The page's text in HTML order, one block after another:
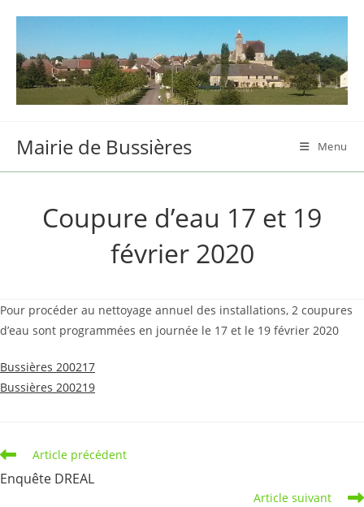
content
Mairie de Bussières Menu
Coupure d’eau 17 et 19
février 2020
Pour procéder au nettoyage annuel des installations, 2 coupures
d’eau sont programmées en journée le 17 et le 19 février 2020
Bussières 200217
Bussières 200219
Read
articles
Article précédent
Enquête DREAL
Article suivant